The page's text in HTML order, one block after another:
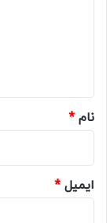
نام*
ایمیل*